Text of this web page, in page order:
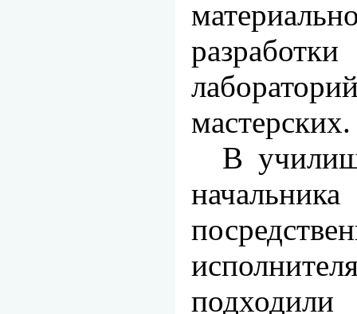
мастерских.
В
подходили